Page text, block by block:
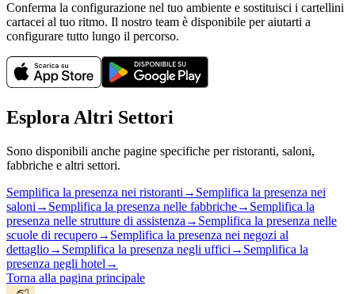
Conferma la configurazione nel tuo ambiente e sostituisci i cartellini
cartacei al tuo ritmo. Il nostro team è disponibile per aiutarti a
configurare tutto lungo il percorso.
Esplora Altri Settori
Sono disponibili anche pagine specifiche per ristoranti, saloni,
fabbriche e altri settori.
Semplifica la presenza nei ristoranti → Semplifica la presenza nei
saloni → Semplifica la presenza nelle fabbriche→ Semplifica la
presenza nelle strutture di assistenza → Semplifica la presenza nelle
scuole di recupero→ Semplifica la presenza nei negozi al
dettaglio→ Semplifica la presenza negli uffici → Semplifica la
presenza negli hotel →
Torna alla pagina principale